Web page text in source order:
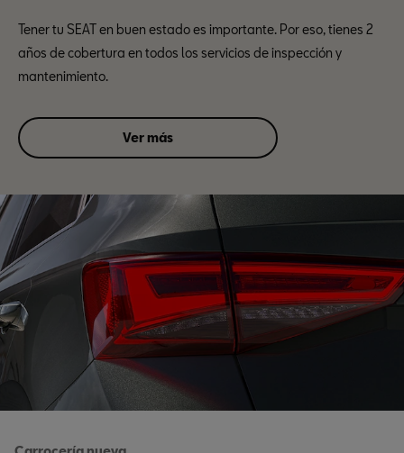
Tener tu SEAT en buen estado es importante. Por eso, tienes 2
años de cobertura en todos los servicios de inspección y
mantenimiento.
Ver más